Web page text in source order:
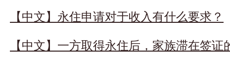
【中文】永住申请对于收入有什么要求？
【中文】一方取得永住后，家族滞在签证